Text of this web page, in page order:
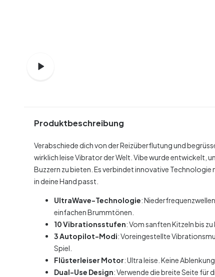
Produktbeschreibung
Verabschiede dich von der Reizüberflutung und
wirklich leise Vibrator der Welt. Vibe wurde entwickelt,
Buzzern zu bieten. Es verbindet innovative
in deine Hand passt.
UltraWave-Technologie:
einfachen Brummtönen.
10 Vibrationsstufen: Vom sanften Kitzeln bis
3 Autopilot-Modi: Voreingestellte
Spiel.
Flüsterleiser Motor: Ultra leise. Keine
Dual-Use Design: Verwende die breite Seite für